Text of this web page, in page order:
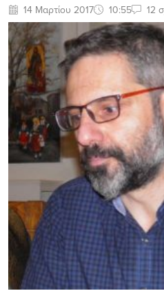
14 Μαρτίου 2017 10:55 12